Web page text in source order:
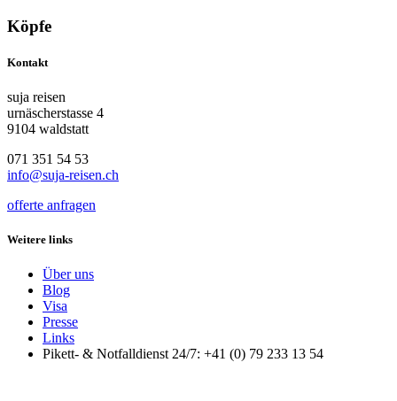
Köpfe
Kontakt
suja reisen
urnäscherstasse 4
9104 waldstatt
071 351 54 53
info@suja-reisen.ch
offerte anfragen
Weitere links
Über uns
Blog
Visa
Presse
Links
Pikett- & Notfalldienst 24/7: +41 (0) 79 233 13 54